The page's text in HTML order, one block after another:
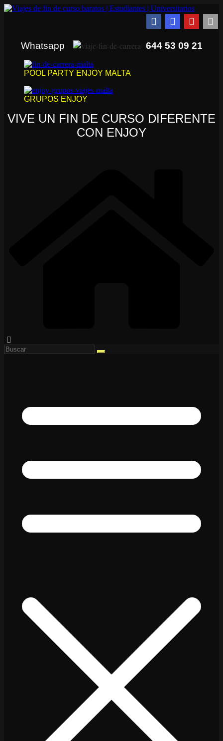
Whatsapp 644 53 09 21
POOL PARTY ENJOY MALTA
GRUPOS ENJOY
VIVE UN FIN DE CURSO DIFERENTE
CON ENJOY